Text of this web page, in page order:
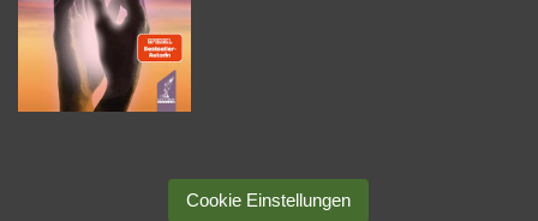
Cookie Einstellungen